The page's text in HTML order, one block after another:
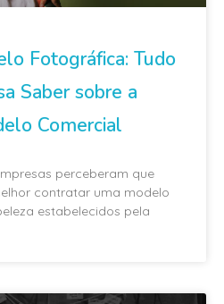
Fotográfica: Tudo
Saber sobre a
Comercial
perceberam que
contratar uma modelo
estabelecidos pela